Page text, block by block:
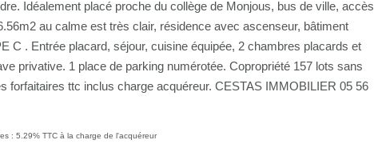
Idéalement placé proche du collège de Monjous, bus de ville, accès
au calme est très clair, résidence avec ascenseur, bâtiment
C . Entrée placard, séjour, cuisine équipée, 2 chambres placards et
privative. 1 place de parking numérotée. Copropriété 157 lots sans
forfaitaires ttc inclus charge acquéreur. CESTAS IMMOBILIER 05 56
: 5.29% TTC à la charge de l'acquéreur